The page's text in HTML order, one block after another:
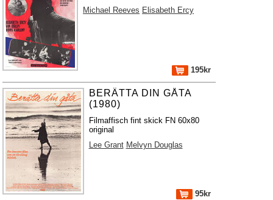
Michael Reeves Elisabeth Ercy
195kr
BERÄTTA DIN GÅTA
(1980)
Filmaffisch fint skick FN 60x80
original
Lee Grant Melvyn Douglas
95kr